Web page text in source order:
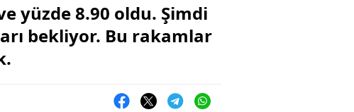
yüzde 8.90 oldu. Şimdi
bekliyor. Bu rakamlar